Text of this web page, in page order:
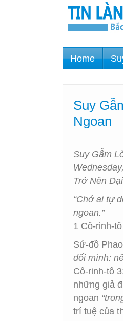
Home
Suy
Ngoan
Suy Gẫm
Trở Nên
“Chớ ai tự
ngoan.”
1 Cô-rinh-
Sứ-đồ
dối mình:
Cô-rinh-tô
những giả
ngoan
trí tuệ của